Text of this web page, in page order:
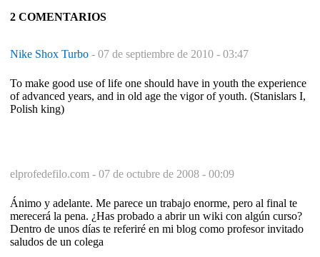
2 COMENTARIOS
Nike Shox Turbo - 07 de septiembre de 2010 - 03:47
To make good use of life one should have in youth the experience
of advanced years, and in old age the vigor of youth. (Stanislars I,
Polish king)
elprofedefilo.com - 07 de octubre de 2008 - 00:09
Ánimo y adelante. Me parece un trabajo enorme, pero al final te
merecerá la pena. ¿Has probado a abrir un wiki con algún curso?
Dentro de unos días te referiré en mi blog como profesor invitado
saludos de un colega